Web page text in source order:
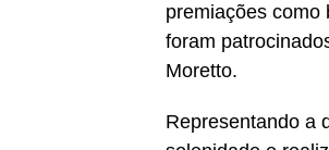
premiações como
foram
Moretto.
Representando a